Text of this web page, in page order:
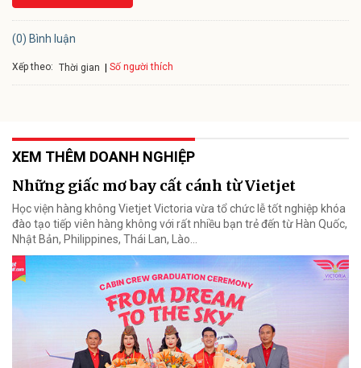
(0) Bình luận
Xếp theo: Thời gian Số người thích
XEM THÊM DOANH NGHIỆP
Những giấc mơ bay cất cánh từ Vietjet
Học viện hàng không Vietjet Victoria vừa tổ chức lễ tốt nghiệp khóa
đào tạo tiếp viên hàng không với rất nhiều bạn trẻ đến từ Hàn Quốc,
Nhật Bản, Philippines, Thái Lan, Lào…